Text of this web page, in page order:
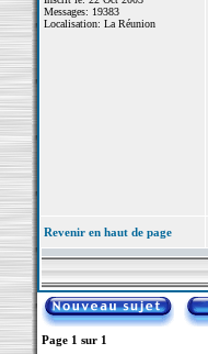
Messages: 19383
Localisation: La Réunion
Revenir en haut de page
Page 1 sur 1